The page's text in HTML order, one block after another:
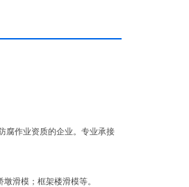
腐作业资质的企业。专业承接
桥墩滑模；框架楼滑模等。